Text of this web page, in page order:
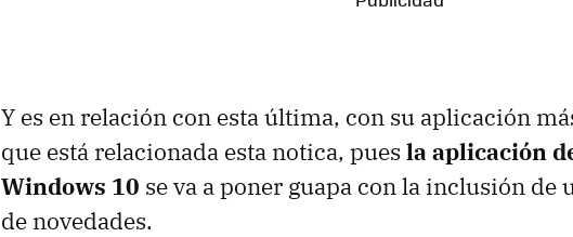
Y es en relación con esta última, con su aplicación
que está relacionada esta notica, pues la aplicación
Windows 10 se va a poner guapa con la inclusión de
de novedades.